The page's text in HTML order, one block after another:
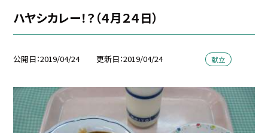
ハヤシカレー！？（４月２４日）
公開日 2019/04/24 更新日 2019/04/24 献立